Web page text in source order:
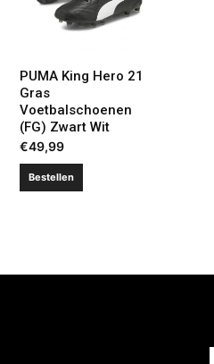
PUMA King Hero 21
Gras
Voetbalschoenen
(FG) Zwart Wit
€49,99
Bestellen